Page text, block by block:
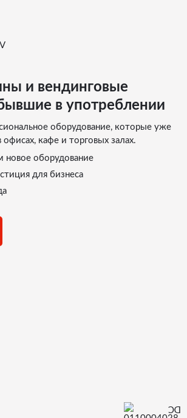
и вендинговые
в употреблении
оборудование, которые уже
офисах, кафе и торговых залах.
новое оборудование
для бизнеса